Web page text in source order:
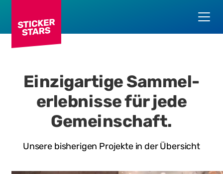
Einzigartige Sammel­
erlebnisse für jede
Gemein­schaft.
Unsere bisherigen Projekte in der Übersicht